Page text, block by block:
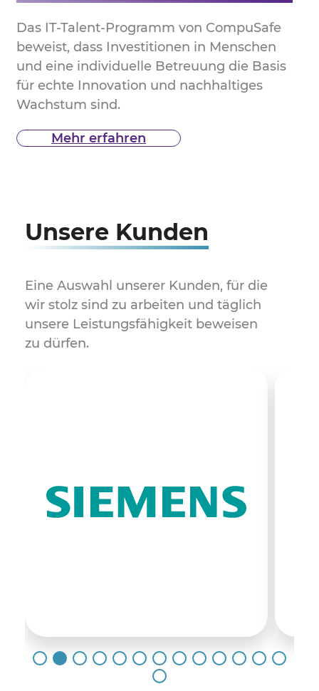
Das IT-Talent-Programm von CompuSafe
beweist, dass Investitionen in Menschen
und eine individuelle Betreuung die Basis
für echte Innovation und nachhaltiges
Wachstum sind.
Mehr erfahren
Unsere Kunden
Eine Auswahl unserer Kunden, für die
wir stolz sind zu arbeiten und täglich
unsere Leistungsfähigkeit beweisen
zu dürfen.